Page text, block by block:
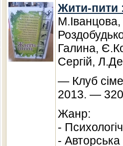
Жити-пити
Галина,
Сергій,
— Клуб
2013. —
Жанр:
-
-